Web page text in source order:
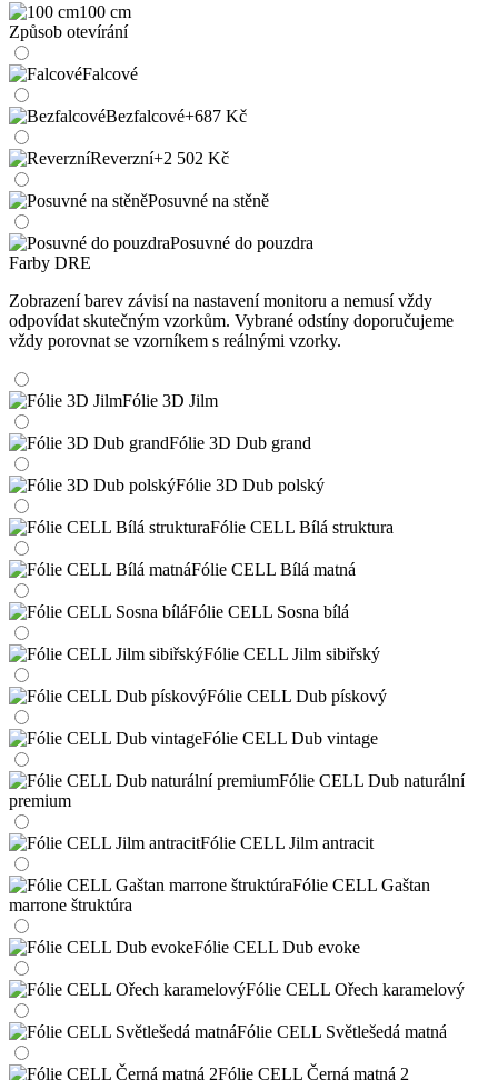
100 cm
Způsob otevírání
Falcové
Bezfalcové+687 Kč
Reverzní+2 502 Kč
Posuvné na stěně
Posuvné do pouzdra
Farby DRE
Zobrazení barev závisí na nastavení monitoru a nemusí vždy
odpovídat skutečným vzorkům. Vybrané odstíny doporučujeme
vždy porovnat se vzorníkem s reálnými vzorky.
Fólie 3D Jilm
Fólie 3D Dub grand
Fólie 3D Dub polský
Fólie CELL Bílá struktura
Fólie CELL Bílá matná
Fólie CELL Sosna bílá
Fólie CELL Jilm sibiřský
Fólie CELL Dub pískový
Fólie CELL Dub vintage
Fólie CELL Dub naturální
premium
Fólie CELL Jilm antracit
Fólie CELL Gaštan
marrone štruktúra
Fólie CELL Dub evoke
Fólie CELL Ořech karamelový
Fólie CELL Světlešedá matná
Fólie CELL Černá matná 2